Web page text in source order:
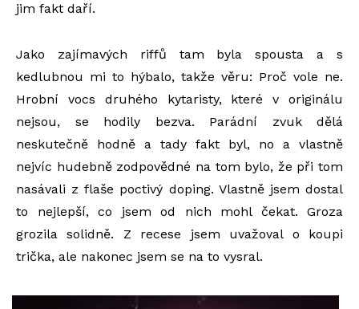
jim fakt daří.
Jako zajímavých riffů tam byla spousta a s
kedlubnou mi to hýbalo, takže věru: Proč vole ne.
Hrobní vocs druhého kytaristy, které v originálu
nejsou, se hodily bezva. Parádní zvuk dělá
neskutečně hodně a tady fakt byl, no a vlastně
nejvíc hudebně zodpovědné na tom bylo, že při tom
nasávali z flaše poctivý doping. Vlastně jsem dostal
to nejlepší, co jsem od nich mohl čekat. Groza
grozila solidně. Z recese jsem uvažoval o koupi
trička, ale nakonec jsem se na to vysral.